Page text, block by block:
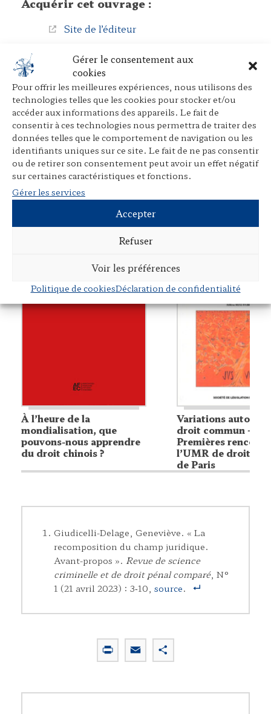
Gérer le consentement aux
cookies
Pour offrir les meilleures expériences, nous utilisons des
technologies telles que les cookies pour stocker et/ou
accéder aux informations des appareils. Le fait de
consentir à ces technologies nous permettra de traiter des
données telles que le comportement de navigation ou les
identifiants uniques sur ce site. Le fait de ne pas consentir
ou de retirer son consentement peut avoir un effet négatif
sur certaines caractéristiques et fonctions.
Gérer les services
Accepter
Refuser
Voir les préférences
Politique de cookiesDéclaration de confidentialité
Acquérir cet ouvrage :
Site de l’éditeur
Disponibilité en bibliothèque :
Sudoc – Bibliothèques universitaires
Worldcat – Catalogue de bibliothèques
Documents connexes
À l’heure de la
mondialisation, que
pouvons-nous apprendre
du droit chinois ?
Variations autour
droit commun –
Premières
l’UMR de droit
de Paris
Giudicelli-Delage, Geneviève. « La
recomposition du champ juridique.
Avant-propos ». Revue de science
criminelle et de droit pénal comparé, N°
1 (21 avril 2023) : 3‑10, source.
r
n
m
i
a
t